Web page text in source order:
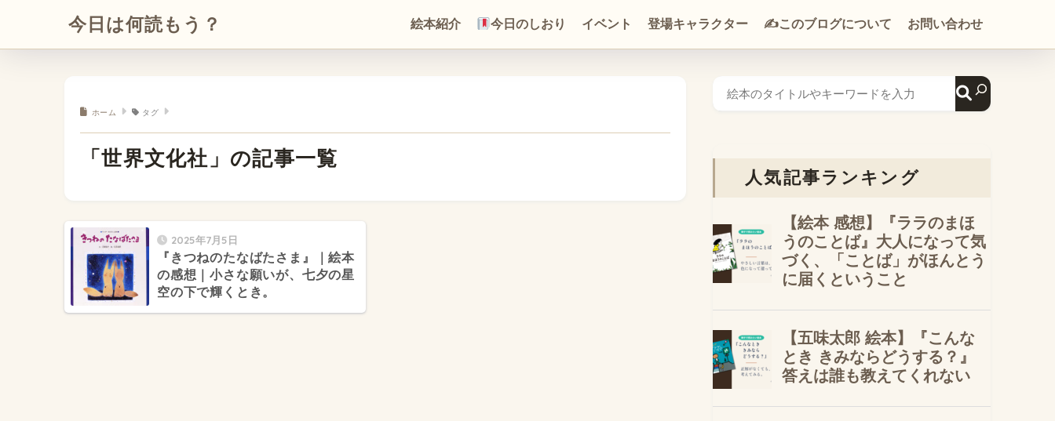
今日は何読もう？ 絵本紹介 今日のしおり イベント 登場キャラクター ✍️このブログについて お問い合わせ
ホーム タグ
「世界文化社」の記事一覧
2025年7月5日
『きつねのたなばたさま』｜絵本
の感想｜小さな願いが、七夕の星
空の下で輝くとき。
人気記事ランキング